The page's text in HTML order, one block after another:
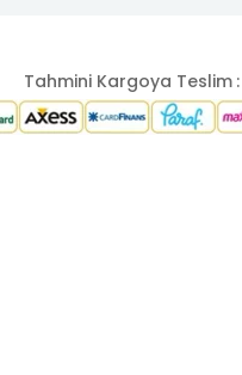
Tahmini Kargoya Teslim :